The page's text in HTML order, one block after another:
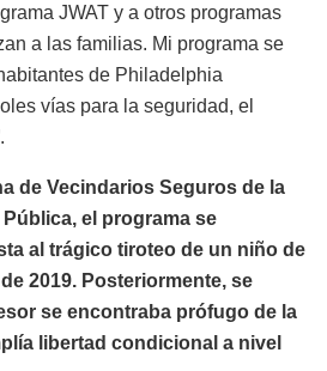
JWAT y a otros programas
a las familias. Mi programa se
de Philadelphia
vías para la seguridad, el
de Vecindarios Seguros de la
el programa se
al trágico tiroteo de un niño de
2019. Posteriormente, se
se encontraba prófugo de la
libertad condicional a nivel